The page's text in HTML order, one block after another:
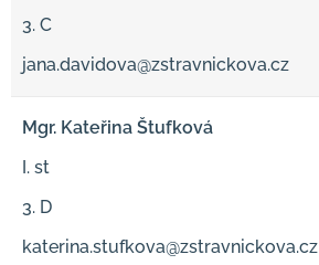
3. C
jana.davidova@zstravnickova.cz
Mgr. Kateřina Štufková
I. st
3. D
katerina.stufkova@zstravnickova.cz